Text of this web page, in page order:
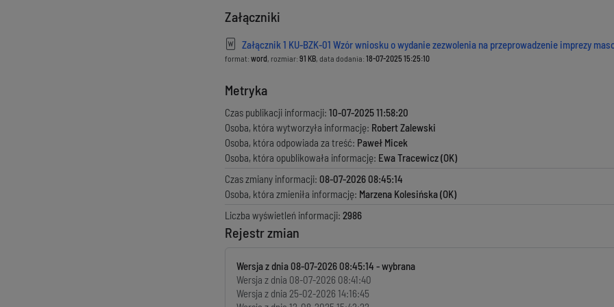
Załączniki
Załącznik 1 KU-BZK-01 Wzór wniosku o wydanie zezwolenia na przeprowadzenie imprezy
format: word, rozmiar: 91 KB, data dodania: 18-07-2025 15:25:10
Metryka
Czas publikacji informacji: 10-07-2025 11:58:20
Osoba, która wytworzyła informację: Robert Zalewski
Osoba, która odpowiada za treść: Paweł Micek
Osoba, która opublikowała informację: Ewa Tracewicz (OK)
Czas zmiany informacji: 08-07-2026 08:45:14
Osoba, która zmieniła informację: Marzena Kolesińska (OK)
Liczba wyświetleń informacji: 2986
Rejestr zmian
Wersja z dnia 08-07-2026 08:45:14
Wersja z dnia 08-07-2026 08:41:40
Wersja z dnia 25-02-2026 14:16:45